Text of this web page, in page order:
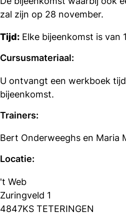
zal zijn op 28 november.
Tijd: Elke bijeenkomst is van
Cursusmateriaal:
U ontvangt een werkboek
bijeenkomst.
Trainers:
Bert Onderweeghs en Maria
Locatie:
't Web
Zuringveld 1
4847KS TETERINGEN